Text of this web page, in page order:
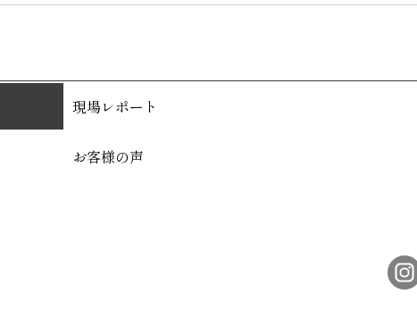
現場レポート
お客様の声